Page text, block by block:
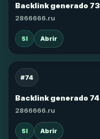
Backlink generado 73
2866666.ru
SI Abrir
#74
Backlink generado 74
2866666.ru
SI Abrir